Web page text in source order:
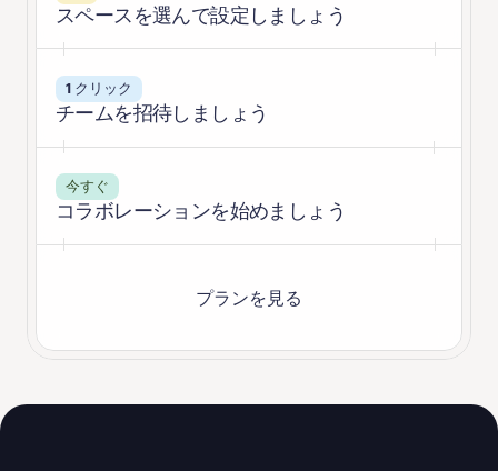
スペースを選んで設定しましょう
1 クリック
チームを招待しましょう
今すぐ
コラボレーションを始めましょう
プランを見る